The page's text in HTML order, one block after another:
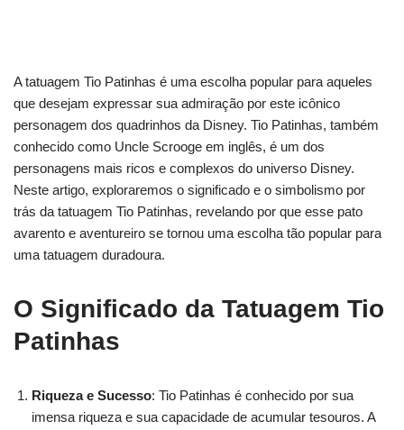
A tatuagem Tio Patinhas é uma escolha popular para aqueles
que desejam expressar sua admiração por este icônico
personagem dos quadrinhos da Disney. Tio Patinhas, também
conhecido como Uncle Scrooge em inglês, é um dos
personagens mais ricos e complexos do universo Disney.
Neste artigo, exploraremos o significado e o simbolismo por
trás da tatuagem Tio Patinhas, revelando por que esse pato
avarento e aventureiro se tornou uma escolha tão popular para
uma tatuagem duradoura.
O Significado da Tatuagem Tio
Patinhas
Riqueza e Sucesso: Tio Patinhas é conhecido por sua
imensa riqueza e sua capacidade de acumular tesouros. A